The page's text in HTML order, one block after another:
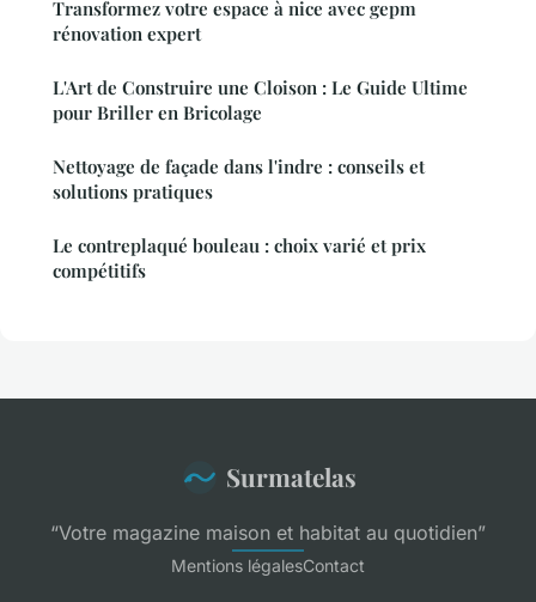
Transformez votre espace à nice avec gepm
rénovation expert
L'Art de Construire une Cloison : Le Guide Ultime
pour Briller en Bricolage
Nettoyage de façade dans l'indre : conseils et
solutions pratiques
Le contreplaqué bouleau : choix varié et prix
compétitifs
Surmatelas
“Votre magazine maison et habitat au quotidien”
Mentions légalesContact